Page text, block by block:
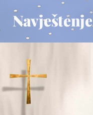
Navještenje